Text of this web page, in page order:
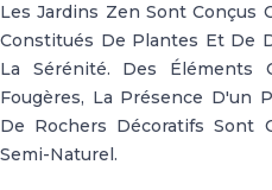
Les Jardins Zen Sont Conçus
Constitués De Plantes Et De
La Sérénité. Des Éléments
Fougères, La Présence D'un
De Rochers Décoratifs Sont
Semi-Naturel.